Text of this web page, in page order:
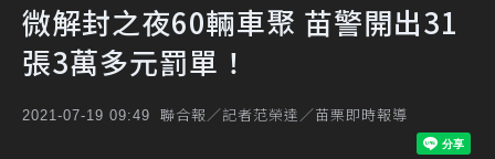
微解封之夜60輛車聚 苗警開出31
張3萬多元罰單！
2021-07-19 09:49 聯合報／記者范榮達／苗栗即時報導